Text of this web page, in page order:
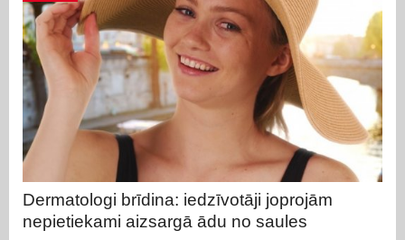
Dermatologi brīdina: iedzīvotāji joprojām
nepietiekami aizsargā ādu no saules